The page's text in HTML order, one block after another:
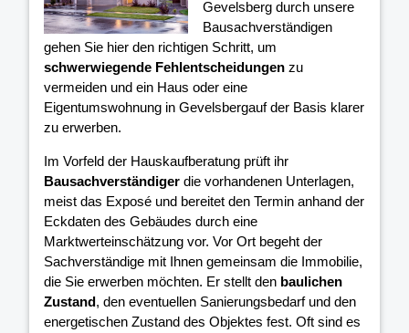
Gevelsberg durch unsere
Bausachverständigen
gehen Sie hier den richtigen Schritt, um
schwerwiegende Fehlentscheidungen zu
vermeiden und ein Haus oder eine
Eigentumswohnung in Gevelsbergauf der Basis klarer
zu erwerben.
Im Vorfeld der Hauskaufberatung prüft ihr
Bausachverständiger die vorhandenen Unterlagen,
meist das Exposé und bereitet den Termin anhand der
Eckdaten des Gebäudes durch eine
Marktwerteinschätzung vor. Vor Ort begeht der
Sachverständige mit Ihnen gemeinsam die Immobilie,
die Sie erwerben möchten. Er stellt den baulichen
Zustand, den eventuellen Sanierungsbedarf und den
energetischen Zustand des Objektes fest. Oft sind es